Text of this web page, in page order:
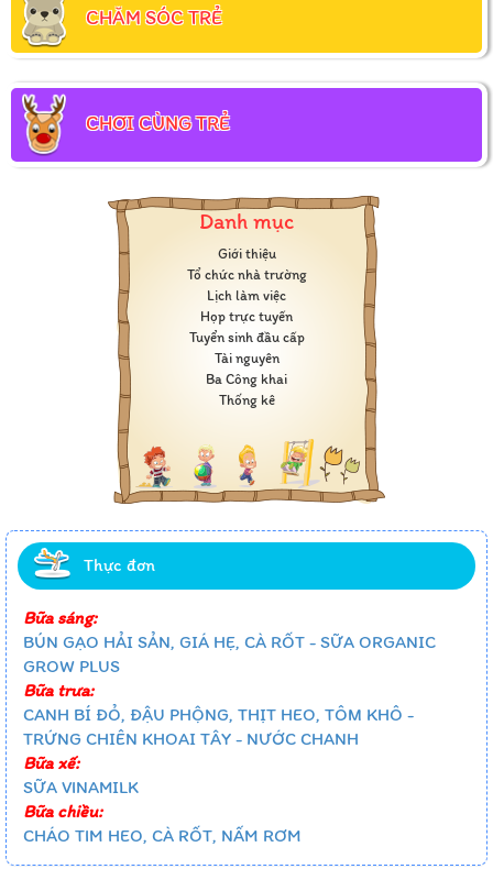
CHĂM SÓC TRẺ
CHƠI CÙNG TRẺ
Danh mục
Giới thiệu
Tổ chức nhà trường
Lịch làm việc
Họp trực tuyến
Tuyển sinh đầu cấp
Tài nguyên
Ba Công khai
Thống kê
Thực đơn
Bữa sáng:
BÚN GẠO HẢI SẢN, GIÁ HẸ, CÀ RỐT - SỮA ORGANIC
GROW PLUS
Bữa trưa:
CANH BÍ ĐỎ, ĐẬU PHỘNG, THỊT HEO, TÔM KHÔ -
TRỨNG CHIÊN KHOAI TÂY - NƯỚC CHANH
Bữa xế:
SỮA VINAMILK
Bữa chiều:
CHÁO TIM HEO, CÀ RỐT, NẤM RƠM